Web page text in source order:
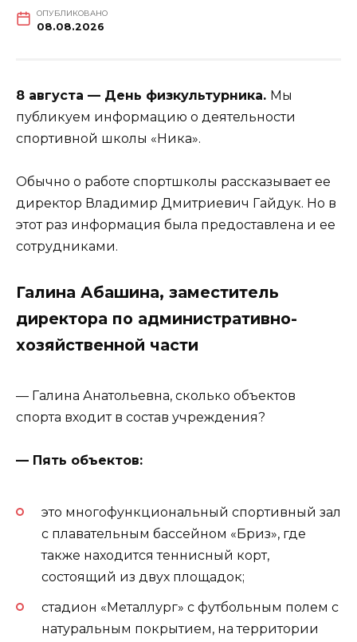
ОПУБЛИКОВАНО
08.08.2026
8 августа — День физкультурника. Мы
публикуем информацию о деятельности
спортивной школы «Ника».
Обычно о работе спортшколы рассказывает ее
директор Владимир Дмитриевич Гайдук. Но в
этот раз информация была предоставлена и ее
сотрудниками.
Галина Абашина, заместитель
директора по административно-
хозяйственной части
— Галина Анатольевна, сколько объектов
спорта входит в состав учреждения?
— Пять объектов:
это многофункциональный спортивный зал
с плавательным бассейном «Бриз», где
также находится теннисный корт,
состоящий из двух площадок;
стадион «Металлург» с футбольным полем с
натуральным покрытием, на территории